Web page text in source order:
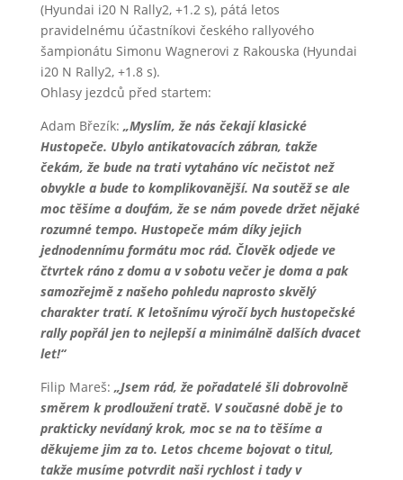
(Hyundai i20 N Rally2, +1.2 s), pátá letos
pravidelnému účastníkovi českého rallyového
šampionátu Simonu Wagnerovi z Rakouska (Hyundai
i20 N Rally2, +1.8 s).
Ohlasy jezdců před startem:
Adam Březík: „Myslím, že nás čekají klasické
Hustopeče. Ubylo antikatovacích zábran, takže
čekám, že bude na trati vytaháno víc nečistot než
obvykle a bude to komplikovanější. Na soutěž se ale
moc těšíme a doufám, že se nám povede držet nějaké
rozumné tempo. Hustopeče mám díky jejich
jednodennímu formátu moc rád. Člověk odjede ve
čtvrtek ráno z domu a v sobotu večer je doma a pak
samozřejmě z našeho pohledu naprosto skvělý
charakter tratí. K letošnímu výročí bych hustopečské
rally popřál jen to nejlepší a minimálně dalších dvacet
let!“
Filip Mareš: „Jsem rád, že pořadatelé šli dobrovolně
směrem k prodloužení tratě. V současné době je to
prakticky nevídaný krok, moc se na to těšíme a
děkujeme jim za to. Letos chceme bojovat o titul,
takže musíme potvrdit naši rychlost i tady v